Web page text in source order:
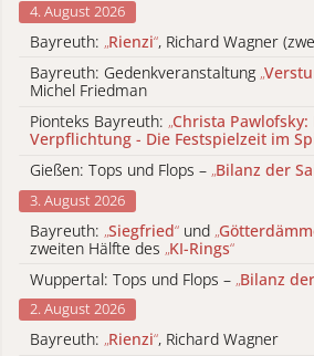
4. August 2026
Bayreuth: „Rienzi“, Richard Wagner
Bayreuth: Gedenkveranstaltung „
Michel Friedman
Pionteks Bayreuth: „Christa
Verpflichtung - Die Festspielzeit im
Gießen: Tops und Flops – „Bilanz der
3. August 2026
Bayreuth: „Siegfried“ und „
zweiten Hälfte des „KI-Rings“
Wuppertal: Tops und Flops – „Bilanz
2. August 2026
Bayreuth: „Rienzi“, Richard Wagner